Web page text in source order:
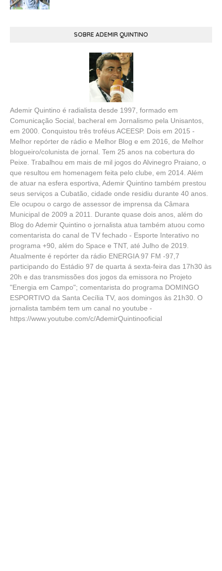
SOBRE ADEMIR QUINTINO
Ademir Quintino é radialista desde 1997, formado em
Comunicação Social, bacheral em Jornalismo pela Unisantos,
em 2000. Conquistou três troféus ACEESP. Dois em 2015 -
Melhor repórter de rádio e Melhor Blog e em 2016, de Melhor
blogueiro/colunista de jornal. Tem 25 anos na cobertura do
Peixe. Trabalhou em mais de mil jogos do Alvinegro Praiano, o
que resultou em homenagem feita pelo clube, em 2014. Além
de atuar na esfera esportiva, Ademir Quintino também prestou
seus serviços a Cubatão, cidade onde residiu durante 40 anos.
Ele ocupou o cargo de assessor de imprensa da Câmara
Municipal de 2009 a 2011. Durante quase dois anos, além do
Blog do Ademir Quintino o jornalista atua também atuou como
comentarista do canal de TV fechado - Esporte Interativo no
programa +90, além do Space e TNT, até Julho de 2019.
Atualmente é repórter da rádio ENERGIA 97 FM -97,7
participando do Estádio 97 de quarta á sexta-feira das 17h30 às
20h e das transmissões dos jogos da emissora no Projeto
"Energia em Campo"; comentarista do programa DOMINGO
ESPORTIVO da Santa Cecília TV, aos domingos às 21h30. O
jornalista também tem um canal no youtube -
https://www.youtube.com/c/AdemirQuintinooficial